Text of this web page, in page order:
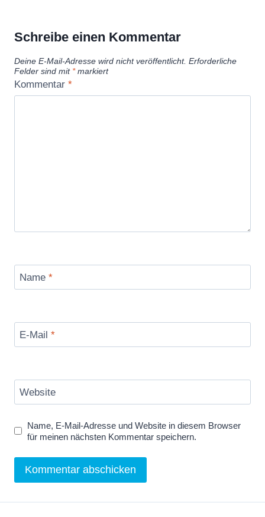
Schreibe einen Kommentar
Deine E-Mail-Adresse wird nicht veröffentlicht. Erforderliche
Felder sind mit *markiert
Kommentar *
Name *
E-Mail *
Website
Name, E-Mail-Adresse und Website in diesem Browser
für meinen nächsten Kommentar speichern.